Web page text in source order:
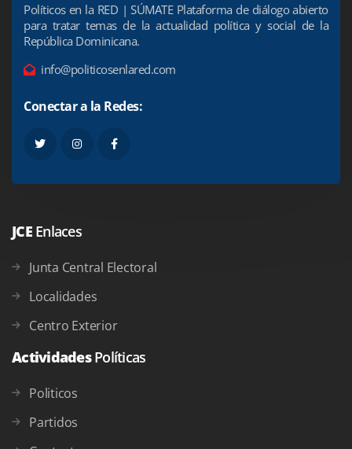
Políticos en la RED | SÚMATE Plataforma de diálogo abierto
para tratar temas de la actualidad política y social de la
República Dominicana.
info@politicosenlared.com
Conectar a la Redes:
JCE Enlaces
Junta Central Electoral
Localidades
Centro Exterior
ActividadesPolíticas
Politicos
Partidos